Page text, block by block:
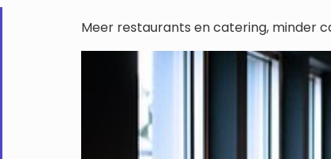
Meer restaurants en catering, minder